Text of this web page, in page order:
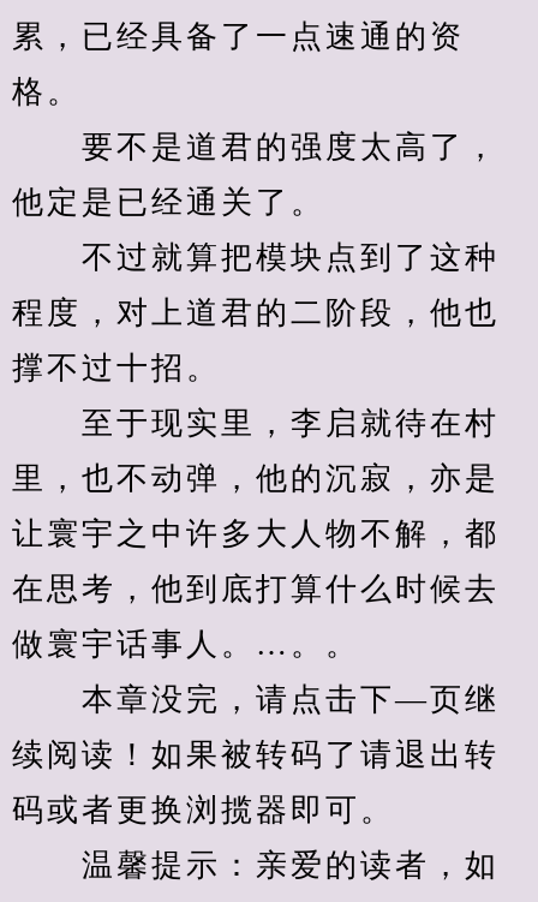
累，已经具备了一点速通的资
格。
要不是道君的强度太高了，
他定是已经通关了。
不过就算把模块点到了这种
程度，对上道君的二阶段，他也
撑不过十招。
至于现实里，李启就待在村
里，也不动弹，他的沉寂，亦是
让寰宇之中许多大人物不解，都
在思考，他到底打算什么时候去
做寰宇话事人。…。。
本章没完，请点击下—页继
续阅读！如果被转码了请退出转
码或者更换浏揽器即可。
温馨提示：亲爱的读者，如